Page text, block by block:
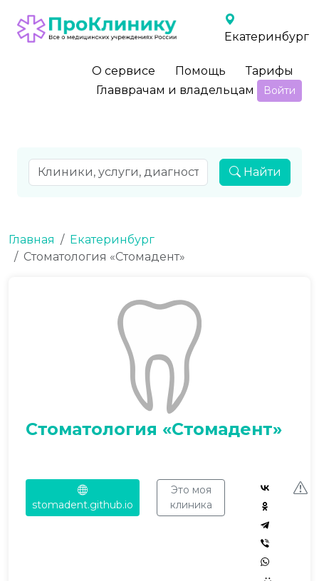
Екатеринбург
О сервисе Помощь
Тарифы
Главврачам и владельцам
Войти
Найти
Главная
Екатеринбург
Стоматология «Стомадент»
Стоматология «Стомадент»
stomadent.github.io
Это моя
клиника